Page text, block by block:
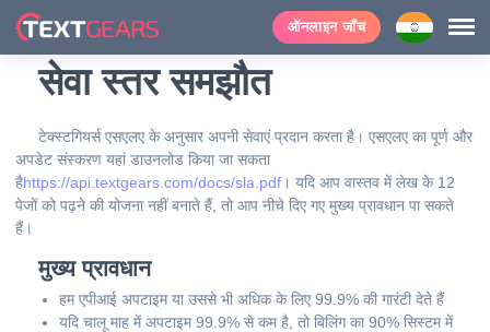
ऑनलाइन जाँच
सेवा स्तर समझौत
टेक्स्टगियर्स एसएलए के अनुसार अपनी सेवाएं प्रदान करता है। एसएलए का पूर्ण और
अपडेट संस्करण यहां डाउनलोड किया जा सकता
हैhttps://api.textgears.com/docs/sla.pdf । यदि आप वास्तव में लेख के 12
पेजों को पढ़ने की योजना नहीं बनाते हैं, तो आप नीचे दिए गए मुख्य प्रावधान पा सकते
हैं।
मुख्य प्रावधान
हम एपीआई अपटाइम या उससे भी अधिक के लिए 99.9% की गारंटी देते हैं
यदि चालू माह में अपटाइम 99.9% से कम है, तो बिलिंग का 90% सिस्टम में